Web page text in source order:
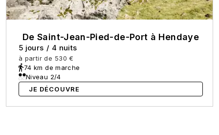
De Saint-Jean-Pied-de-Port à Hendaye
5 jours / 4 nuits
à partir de 530 €
74 km de marche
Niveau 2/4
JE DÉCOUVRE